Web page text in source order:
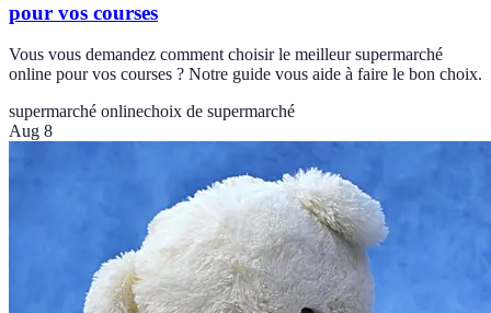
pour vos courses
Vous vous demandez comment choisir le meilleur supermarché
online pour vos courses ? Notre guide vous aide à faire le bon choix.
supermarché onlinechoix de supermarché
Aug 8